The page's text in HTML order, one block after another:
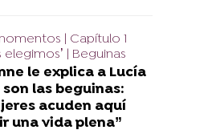
| Capítulo 1
elegimos’ | Beguinas
le explica a Lucía
las beguinas:
acuden aquí
una vida plena”